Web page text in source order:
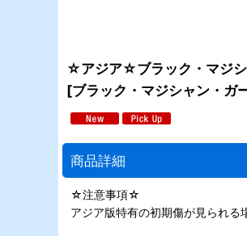
☆アジア☆ブラック・マジ
[ブラック・マジシャン・ガ
商品詳細
☆注意事項☆
アジア版特有の初期傷が見られる